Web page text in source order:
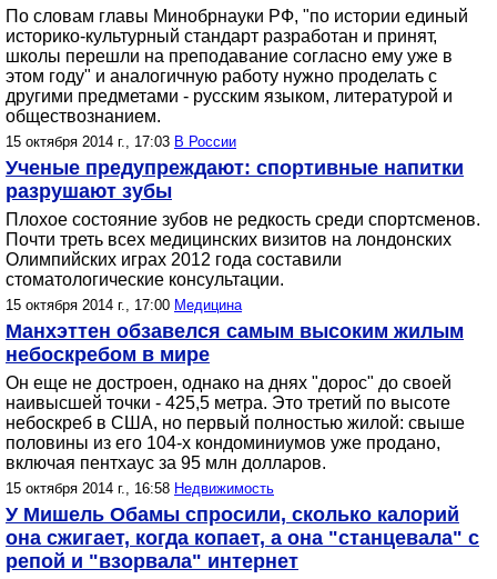
По словам главы Минобрнауки РФ, "по истории единый
историко-культурный стандарт разработан и принят,
школы перешли на преподавание согласно ему уже в
этом году" и аналогичную работу нужно проделать с
другими предметами - русским языком, литературой и
обществознанием.
15 октября 2014 г., 17:03 В России
Ученые предупреждают: спортивные напитки
разрушают зубы
Плохое состояние зубов не редкость среди спортсменов.
Почти треть всех медицинских визитов на лондонских
Олимпийских играх 2012 года составили
стоматологические консультации.
15 октября 2014 г., 17:00 Медицина
Манхэттен обзавелся самым высоким жилым
небоскребом в мире
Он еще не достроен, однако на днях "дорос" до своей
наивысшей точки - 425,5 метра. Это третий по высоте
небоскреб в США, но первый полностью жилой: свыше
половины из его 104-х кондоминиумов уже продано,
включая пентхаус за 95 млн долларов.
15 октября 2014 г., 16:58 Недвижимость
У Мишель Обамы спросили, сколько калорий
она сжигает, когда копает, а она "станцевала" с
репой и "взорвала" интернет